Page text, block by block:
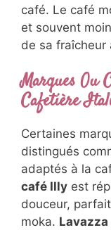
café. Le café
et souvent
de sa fraîcheur
Marques Ou
Cafetière
Certaines
distingués
adaptés à la
café Illy est
douceur,
moka. Lavazza